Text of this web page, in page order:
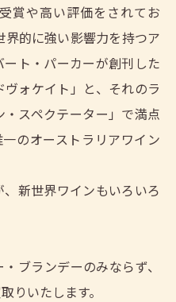
賞や高い評価をされてお
界的に強い影響力を持つア
ト・パーカーが創刊した
ォケイト」と、それのラ
スペクテーター」で満点
のオーストラリアワイン
新世界ワインもいろいろ
ブランデーのみならず、
りいたします。